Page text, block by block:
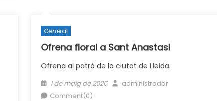
General
Ofrena floral a Sant Anastasi
Ofrena al patró de la ciutat de Lleida.
Posted
on
1 de maig de 2026 Author
administrador
Comment(0)